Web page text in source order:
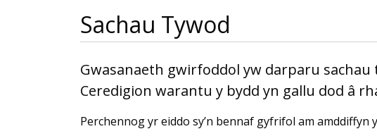
Sachau Tywod
Gwasanaeth gwirfoddol yw darparu sachau
Ceredigion warantu y bydd yn gallu dod â
Perchennog yr eiddo sy’n bennaf gyfrifol am amddiffyn